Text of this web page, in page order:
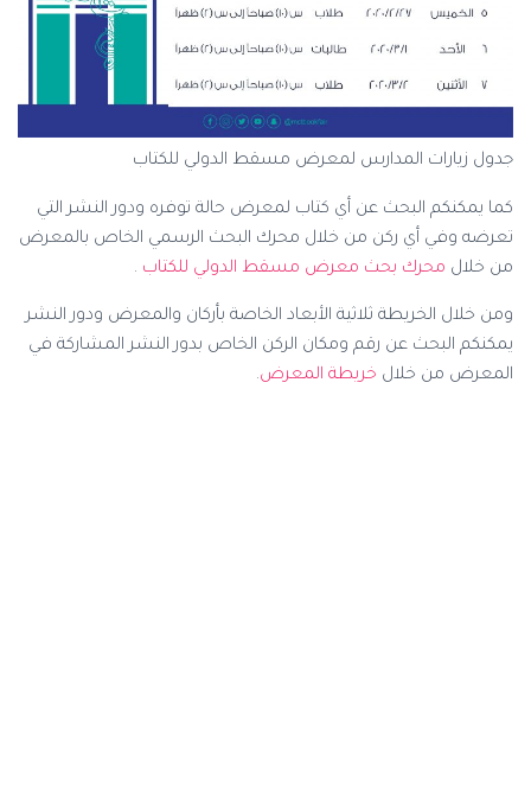
جدول زيارات المدارس لمعرض مسقط الدولي للكتاب
كما يمكنكم البحث عن أي كتاب لمعرض حالة توفره ودور النشر التي
تعرضه وفي أي ركن من خلال محرك البحث الرسمي الخاص بالمعرض
من خلال محرك بحث معرض مسقط الدولي للكتاب .
ومن خلال الخريطة ثلاثية الأبعاد الخاصة بأركان والمعرض ودور النشر
يمكنكم البحث عن رقم ومكان الركن الخاص بدور النشر المشاركة في
المعرض من خلال خريطة المعرض.